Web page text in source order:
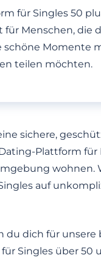
für Singles 50
für Menschen, die
schöne Momente
teilen möchten.
sichere,
Plattform für
wohnen.
auf
du dich für unsere
Singles über 50